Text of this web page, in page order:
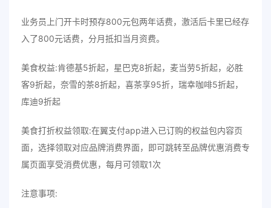
业务员上门开卡时预存800元包两年话费，激活后卡里已经存
入了800元话费，分月抵扣当月资费。
美食权益:肯德基5折起，星巴克8折起，麦当劳5折起，必胜
客9折起，奈雪的茶8折起，喜茶享95折，瑞幸咖啡5折起，
库迪9折起
美食打折权益领取:在翼支付app进入已订购的权益包内容页
面，选择领取对应品牌消费界面，即可跳转至品牌优惠消费专
属页面享受消费优惠，每月可领取1次
注意事项: